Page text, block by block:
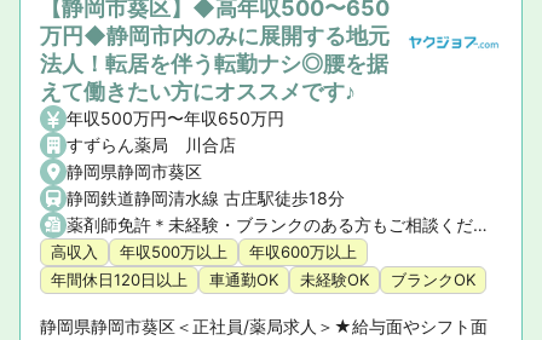
【静岡市葵区】◆高年収500〜650
万円◆静岡市内のみに展開する地元
法人！転居を伴う転勤ナシ◎腰を据
えて働きたい方にオススメです♪
年収500万円〜年収650万円
すずらん薬局 川合店
静岡県静岡市葵区
静岡鉄道静岡清水線 古庄駅徒歩18分
薬剤師免許＊未経験・ブランクのある方もご相談ください
高収入 年収500万以上
年収600万以上
年間休日120日以上
車通勤OK 未経験OK ブランクOK
静岡県静岡市葵区＜正社員/薬局求人＞★給与面やシフト面